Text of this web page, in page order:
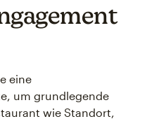
eine
um grundlegende
wie Standort,